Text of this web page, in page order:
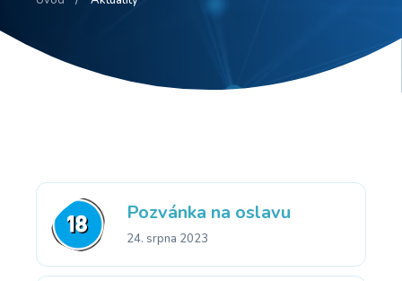
Pozvánka na oslavu
24. srpna 2023